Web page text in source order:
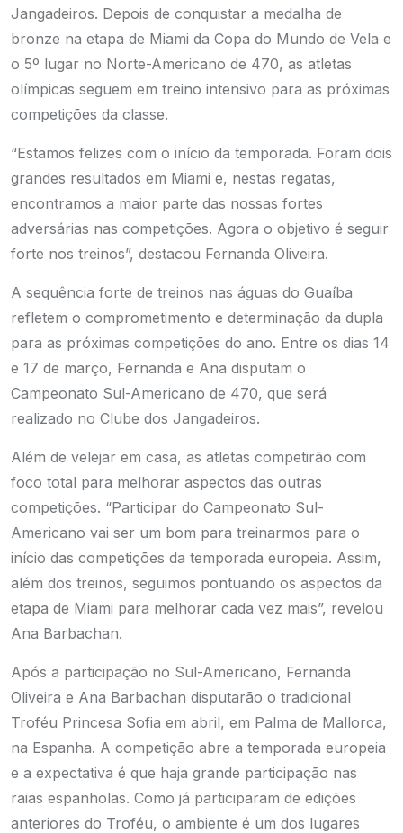
Jangadeiros. Depois de conquistar a medalha de
bronze na etapa de Miami da Copa do Mundo de Vela e
o 5º lugar no Norte-Americano de 470, as atletas
olímpicas seguem em treino intensivo para as próximas
competições da classe.
“Estamos felizes com o início da temporada. Foram dois
grandes resultados em Miami e, nestas regatas,
encontramos a maior parte das nossas fortes
adversárias nas competições. Agora o objetivo é seguir
forte nos treinos”, destacou Fernanda Oliveira.
A sequência forte de treinos nas águas do Guaíba
refletem o comprometimento e determinação da dupla
para as próximas competições do ano. Entre os dias 14
e 17 de março, Fernanda e Ana disputam o
Campeonato Sul-Americano de 470, que será
realizado no Clube dos Jangadeiros.
Além de velejar em casa, as atletas competirão com
foco total para melhorar aspectos das outras
competições. “Participar do Campeonato Sul-
Americano vai ser um bom para treinarmos para o
início das competições da temporada europeia. Assim,
além dos treinos, seguimos pontuando os aspectos da
etapa de Miami para melhorar cada vez mais”, revelou
Ana Barbachan.
Após a participação no Sul-Americano, Fernanda
Oliveira e Ana Barbachan disputarão o tradicional
Troféu Princesa Sofia em abril, em Palma de Mallorca,
na Espanha. A competição abre a temporada europeia
e a expectativa é que haja grande participação nas
raias espanholas. Como já participaram de edições
anteriores do Troféu, o ambiente é um dos lugares